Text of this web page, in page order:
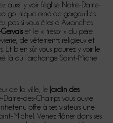
aussi y voir l’église Notre-Dame-
gothique orné de gargouilles
pas si vous êtes à Avranches
et le « trésor » du père
de vêtements religieux et
Et bien sûr vous pourrez y voir le
là où l’archange Saint-Michel
de la ville, le Jardin des
des-Champs vous ouvre
offre à ses visiteurs une
Michel. Venez flâner dans ses